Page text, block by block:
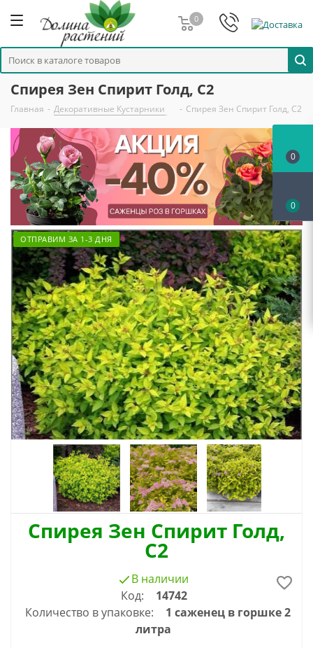
0
Спирея Зен Спирит Голд, С2
Главная - Декоративные Кустарники - Спирея Зен Спирит Голд, С2
ОТПРАВИМ ЗА 1-3 ДНЯ
Спирея Зен Спирит Голд,
С2
В наличии
Код:
14742
Количество в упаковке:
1 саженец в горшке 2
литра
0
0